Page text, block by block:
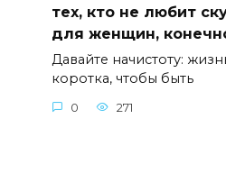
тех, кто не любит
для женщин,
Давайте начистоту:
коротка, чтобы быть
0 271